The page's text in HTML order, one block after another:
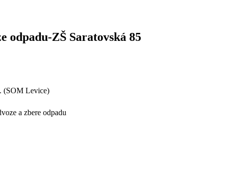
odpadu-ZŠ Saratovská 85
(SOM Levice)
a zbere odpadu